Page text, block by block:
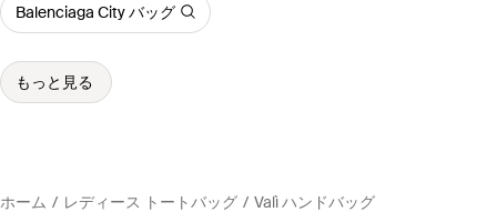
Balenciaga City バッグ
もっと見る
ホーム レディース トートバッグ Valì ハンドバッグ